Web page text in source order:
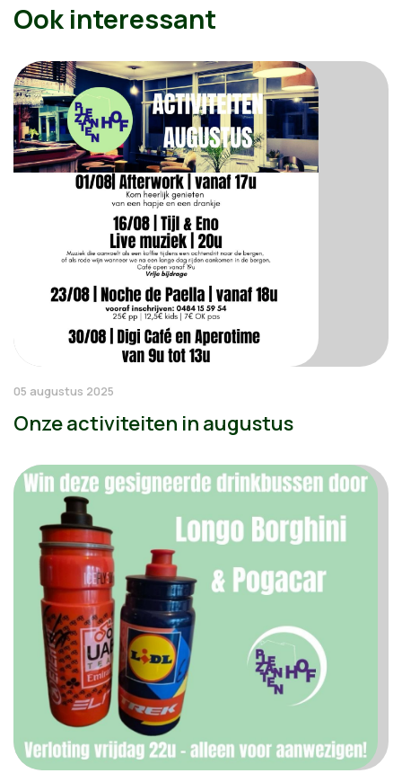
Ook interessant
05 augustus 2025
Onze activiteiten in augustus